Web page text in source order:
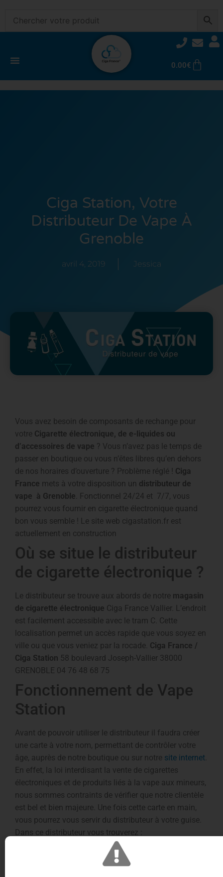
0.00€
Ciga Station, Votre
Distributeur De Vape À
Grenoble
avril 4, 2019 Jessica
Vous avez besoin de composants de rechange pour
votre Cigarette électronique, de e-liquides ou
d’accessoires de vape ? Vous n’avez pas le temps de
passer en boutique ou vous n’êtes libres qu’en dehors
de nos horaires d’ouverture ? Problème réglé ! Ciga
France mets à votre disposition un distributeur de
vape à Grenoble . Fonctionnel 24/24 et 7/7, vous
pourrez vous fournir en cigarette électronique quand
bon vous semble ! Le site web cigastation.fr est
actuellement en construction
Où se situe le distributeur
de cigarette électronique ?
Le distributeur se trouve aux abords de notre magasin
de cigarette électronique Ciga France Vallier. L’endroit
est facilement accessible avec le tram C. Cette
localisation permet un accès rapide que vous soyez en
ville ou que vous veniez par la rocade. Ciga France /
Ciga Station 58 boulevard Joseph-Vallier 38000
GRENOBLE 04 76 48 68 75
Fonctionnement de Vape
Station
Avant de pouvoir utiliser le distributeur il faudra créer
une carte à votre nom, permettant de contrôler votre
âge, auprès de notre boutique ou sur notre site internet
En effet, la loi interdisant la vente de cigarettes
électroniques et de produits liés à la vape aux mineurs,
nous sommes contraints de vérifier que notre clientèle
est bel et bien majeure. Une fois cette carte en main,
vous pourrez vous servir du distributeur à votre guise.
Dans ce distributeur vous trouverez :
parmi les plus populaires (
,VDLV …).